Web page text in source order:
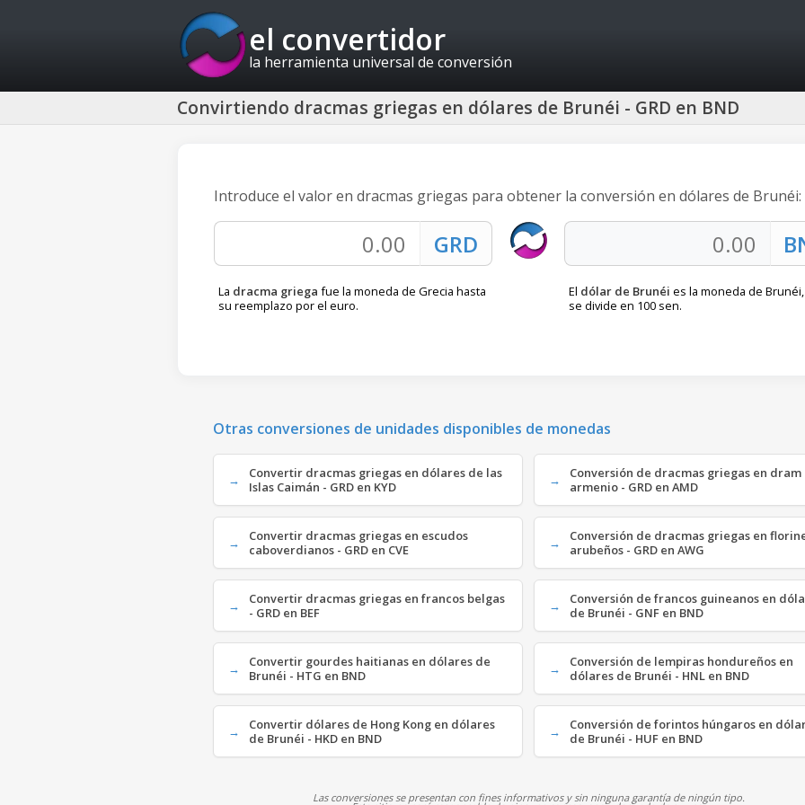
el convertidor
la herramienta universal de conversión
Convirtiendo dracmas griegas en dólares de Brunéi - GRD en BND
Introduce el valor en dracmas griegas para obtener la conversión en dólares de Brunéi:
La dracma griega fue la moneda de Grecia hasta
su reemplazo por el euro.
El dólar de Brunéi es la moneda de
se divide en 100 sen.
Otras conversiones de unidades disponibles de monedas
Convertir dracmas griegas en dólares de las
Islas Caimán - GRD en KYD
Conversión de dracmas griegas en dram
armenio - GRD en AMD
Convertir dracmas griegas en escudos
caboverdianos - GRD en CVE
Conversión de dracmas griegas en
arubeños - GRD en AWG
Convertir dracmas griegas en francos belgas
- GRD en BEF
Conversión de francos guineanos en
de Brunéi - GNF en BND
Convertir gourdes haitianas en dólares de
Brunéi - HTG en BND
Conversión de lempiras hondureños en
dólares de Brunéi - HNL en BND
Convertir dólares de Hong Kong en dólares
de Brunéi - HKD en BND
Conversión de forintos húngaros en
de Brunéi - HUF en BND
Las conversiones se presentan con fines informativos y sin ninguna garantía de ningún tipo.